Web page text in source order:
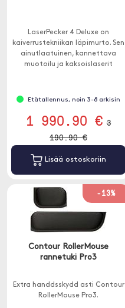
LaserPecker 4 Deluxe on
kaiverrustekniikan läpimurto. Sen
ainutlaatuinen, kannettava
muotoilu ja kaksoislaserit
Etätallennus, noin 3-8 arkisin
1 990.90 € 3
190.90 €
Lisää ostoskoriin
-13%
Contour RollerMouse
rannetuki Pro3
Extra handdsskydd asti Contour
RollerMouse Pro3.